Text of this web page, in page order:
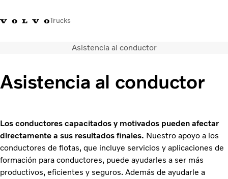
Trucks
Servicios
Acerca de nosotros
Contacto
Cada gota cuenta
Truck Builder
Asistencia al conductor
Asistencia al conductor
Los conductores capacitados y motivados pueden afectar
directamente a sus resultados finales. Nuestro apoyo a los
conductores de flotas, que incluye servicios y aplicaciones de
formación para conductores, puede ayudarles a ser más
productivos, eficientes y seguros. Además de ayudarle a